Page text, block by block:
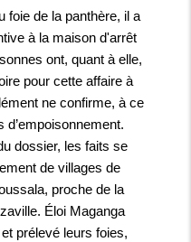
foie de la panthère, il a
à la maison d'arrêt
ont, quant à elle,
pour cette affaire à
ne confirme, à ce
d’empoisonnement.
dossier, les faits se
de villages de
proche de la
Éloi Maganga
prélevé leurs foies,